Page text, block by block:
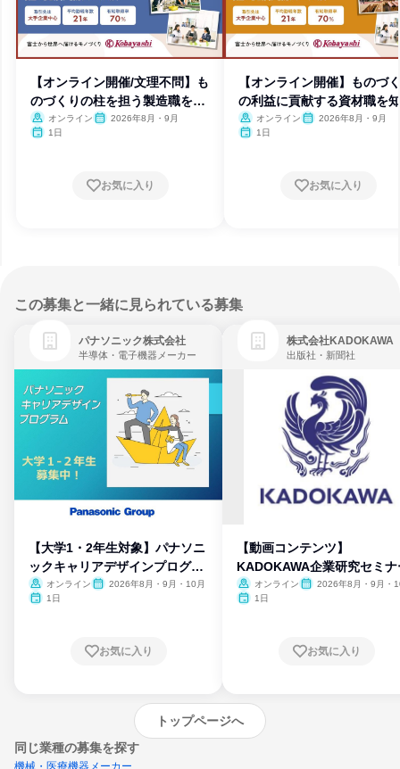
【オンライン開催/文理不問】も
のづくりの柱を担う製造職を知
る
オンライン
2026年8月・9月
1日
お気に入り
【オンライン開催】ものづ
の利益に貢献する資材職を
オンライン
2026年8月・9月
1日
お気に入り
この募集と一緒に見られている募集
パナソニック株式会社
半導体・電子機器メーカー
【大学1・2年生対象】パナソニ
ックキャリアデザインプログラ
ム
オンライン
2026年8月・9月・10月
1日
お気に入り
株式会社KADOKAWA
出版社・新聞社
【動画コンテンツ】
KADOKAWA企業研究セミナ
オンライン
2026年8月・9月・
1日
お気に入り
トップページへ
同じ業種の募集を探す